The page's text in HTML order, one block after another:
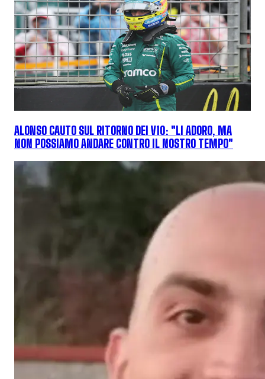
ALONSO CAUTO SUL RITORNO DEI V10: "LI ADORO, MA
NON POSSIAMO ANDARE CONTRO IL NOSTRO TEMPO"